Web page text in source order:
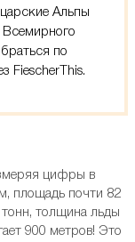
Альпы
по
FiescherThis.
цифры в
площадь почти 82
толщина льды
900 метров! Это